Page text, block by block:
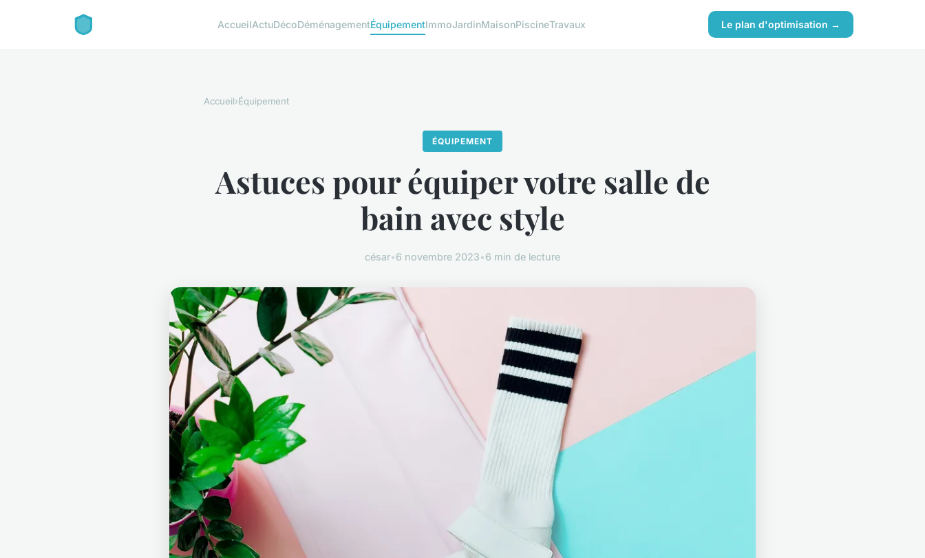
AccueilActuDécoDéménagementÉquipementImmoJardinMaisonPiscineTravaux Le plan d'optimisation →
Accueil›Équipement
ÉQUIPEMENT
Astuces pour équiper votre salle de
bain avec style
césar•6 novembre 2023•6 min de lecture